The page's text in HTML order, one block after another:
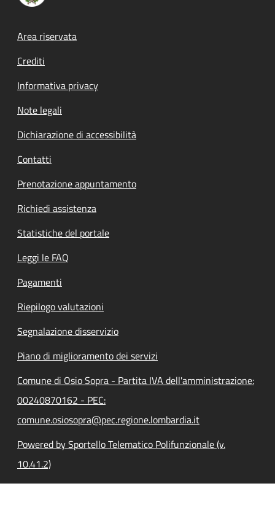
Footer menu
Area riservata
Crediti
Informativa privacy
Note legali
Dichiarazione di accessibilità
Contatti
Prenotazione appuntamento
Richiedi assistenza
Statistiche del portale
Leggi le FAQ
Pagamenti
Riepilogo valutazioni
Segnalazione disservizio
Piano di miglioramento dei servizi
Comune di Osio Sopra - Partita IVA dell'amministrazione:
00240870162 - PEC:
comune.osiosopra@pec.regione.lombardia.it
Powered by Sportello Telematico Polifunzionale (v.
10.41.2)